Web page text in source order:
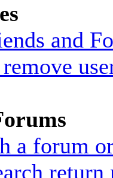
and
a forum
return